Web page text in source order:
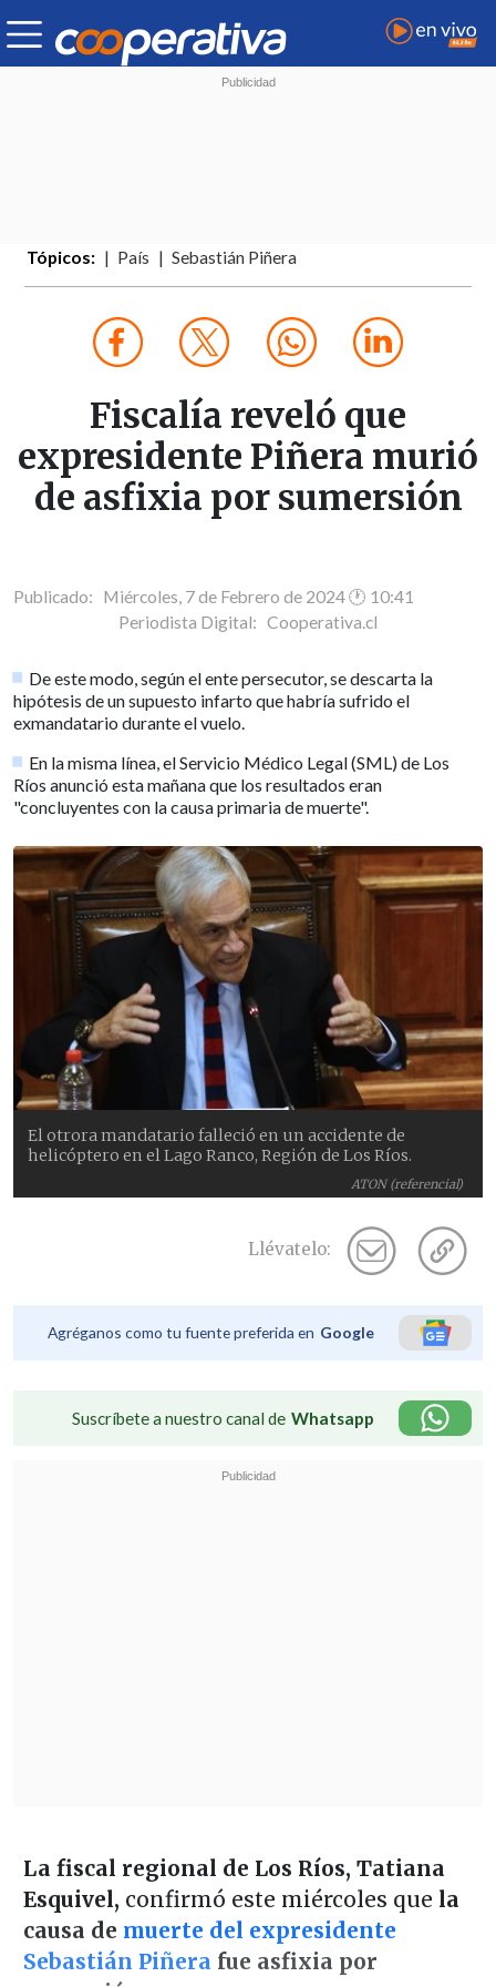
Tópicos: País Sebastián Piñera
Fiscalía reveló que
expresidente Piñera murió
de asfixia por sumersión
Publicado: Miércoles, 7 de Febrero de 2024 🕐 10:41
Periodista Digital: Cooperativa.cl
De este modo, según el ente persecutor, se descarta la
hipótesis de un supuesto infarto que habría sufrido el
exmandatario durante el vuelo.
En la misma línea, el Servicio Médico Legal (SML) de Los
Ríos anunció esta mañana que los resultados eran
"concluyentes con la causa primaria de muerte".
ATON (referencial)
El otrora mandatario falleció en un accidente de
helicóptero en el Lago Ranco, Región de Los Ríos.
Llévatelo:
Agréganos como tu fuente preferida en Google
Suscríbete a nuestro canal de Whatsapp
La fiscal regional de Los Ríos, Tatiana
Esquivel, confirmó este miércoles que la
causa de muerte del expresidente
Sebastián Piñera fue asfixia por